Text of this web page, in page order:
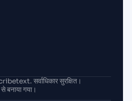
सर्वाधिकार सुरक्षित।
बनाया गया।